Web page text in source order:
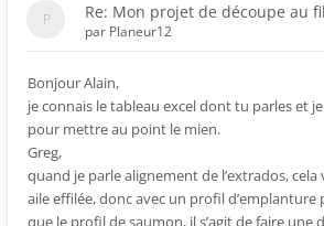
Re: Mon projet de découpe au
par Planeur12
Bonjour Alain,
je connais le tableau excel dont tu parles et
pour mettre au point le mien.
Greg,
quand je parle alignement de l’extrados,
aile effilée, donc avec un profil d’emplanture
que le profil de saumon, il s’agit de faire une